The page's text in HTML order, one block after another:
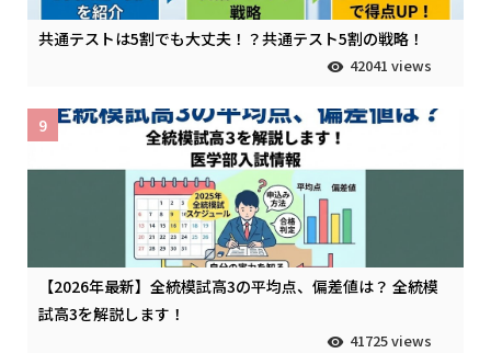
共通テストは5割でも大丈夫！？共通テスト5割の戦略！
42041 views
【2026年最新】全統模試高3の平均点、偏差値は？ 全統模
試高3を解説します！
41725 views
9